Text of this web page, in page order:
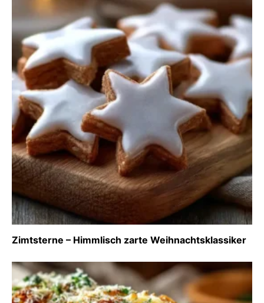
Zimtsterne – Himmlisch zarte Weihnachtsklassiker